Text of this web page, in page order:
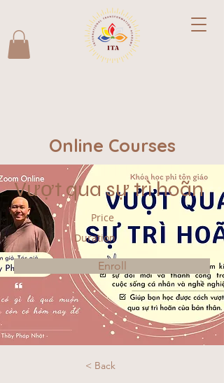
Online Courses
Vượt qua sự trì hoãn
Price
Duration
Enroll
< Back